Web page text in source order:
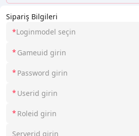
Sipariş Bilgileri
*Loginmodel seçin
*
*
*
*